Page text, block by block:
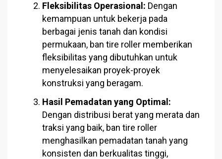
Fleksibilitas Operasional: Dengan
kemampuan untuk bekerja pada
berbagai jenis tanah dan kondisi
permukaan, ban tire roller memberikan
fleksibilitas yang dibutuhkan untuk
menyelesaikan proyek-proyek
konstruksi yang beragam.
Hasil Pemadatan yang Optimal:
Dengan distribusi berat yang merata dan
traksi yang baik, ban tire roller
menghasilkan pemadatan tanah yang
konsisten dan berkualitas tinggi,